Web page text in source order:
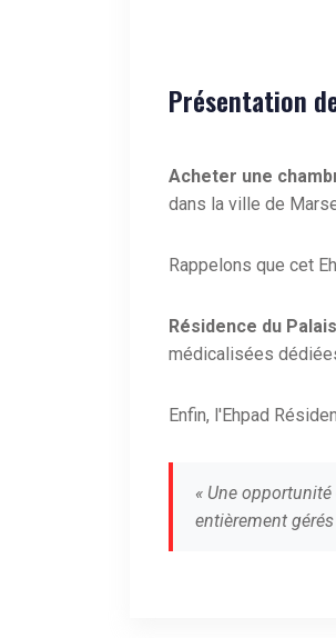
Présentation
Acheter une
dans la ville de
Rappelons que cet
Résidence du
médicalisées
Enfin, l'Ehpad
« Une
entièrement